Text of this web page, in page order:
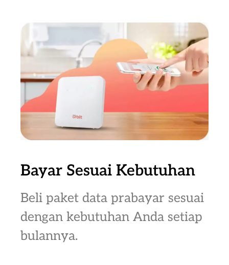
Bayar Sesuai Kebutuhan
Beli paket data prabayar sesuai
dengan kebutuhan Anda setiap
bulannya.